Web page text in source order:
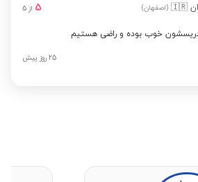
🇮🇷 (اصفهان) 5 از 5
خوب بوده و راضی هستیم
25 روز پیش